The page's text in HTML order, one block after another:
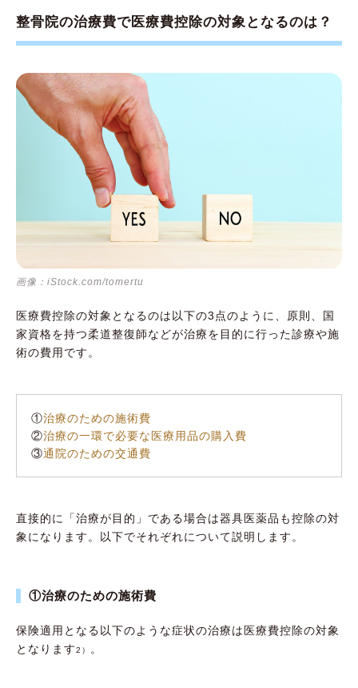
整骨院の治療費で医療費控除の対象となるのは？
画像：iStock.com/tomertu
医療費控除の対象となるのは以下の3点のように、原則、国
家資格を持つ柔道整復師などが治療を目的に行った診療や施
術の費用です。
①治療のための施術費
②治療の一環で必要な医療用品の購入費
③通院のための交通費
直接的に「治療が目的」である場合は器具医薬品も控除の対
象になります。以下でそれぞれについて説明します。
①治療のための施術費
保険適用となる以下のような症状の治療は医療費控除の対象
となります2） 。